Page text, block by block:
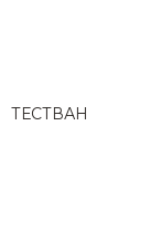
ТЕСТВАН